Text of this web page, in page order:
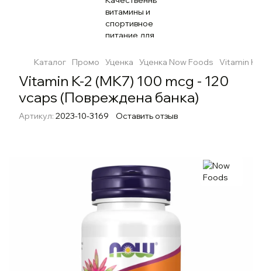
Каталог Промо Уценка Уценка Now Foods Vitamin K-
Vitamin K-2 (MK7) 100 mcg - 120
vcaps (Повреждена банка)
Артикул: 2023-10-3169 Оставить отзыв